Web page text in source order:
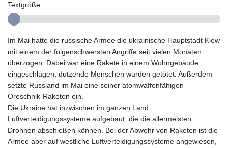
Textgröße:
Im Mai hatte die russische Armee die ukrainische Hauptstadt Kiew
mit einem der folgenschwersten Angriffe seit vielen Monaten
überzogen. Dabei war eine Rakete in einem Wohngebäude
eingeschlagen, dutzende Menschen wurden getötet. Außerdem
setzte Russland im Mai eine seiner atomwaffenfähigen
Oreschnik-Raketen ein.
Die Ukraine hat inzwischen im ganzen Land
Luftverteidigungssysteme aufgebaut, die die allermeisten
Drohnen abschießen können. Bei der Abwehr von Raketen ist die
Armee aber auf westliche Luftverteidigungssysteme angewiesen,